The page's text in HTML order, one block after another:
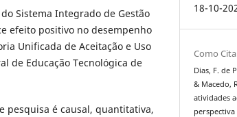
Sistema Integrado de Gestão
efeito positivo no desempenho
Unificada de Aceitação e Uso
de Educação Tecnológica de
pesquisa é causal, quantitativa,
18-10-
Como
Dias, F. de
& Macedo,
atividades